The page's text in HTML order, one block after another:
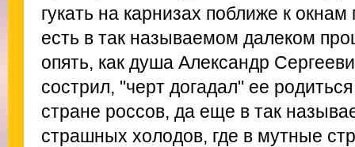
гукать на карнизах поближе к
есть в так называемом далеком
опять, как душа Александр
сострил, "черт догадал" ее
стране россов, да еще в так
страшных холодов, где в мутные